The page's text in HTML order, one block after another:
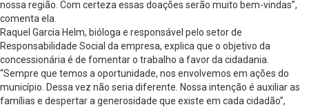
nossa região. Com certeza essas doações serão muito bem-vindas”,
comenta ela.
Raquel Garcia Helm, bióloga e responsável pelo setor de
Responsabilidade Social da empresa, explica que o objetivo da
concessionária é de fomentar o trabalho a favor da cidadania.
“Sempre que temos a oportunidade, nos envolvemos em ações do
município. Dessa vez não seria diferente. Nossa intenção é auxiliar as
famílias e despertar a generosidade que existe em cada cidadão”,